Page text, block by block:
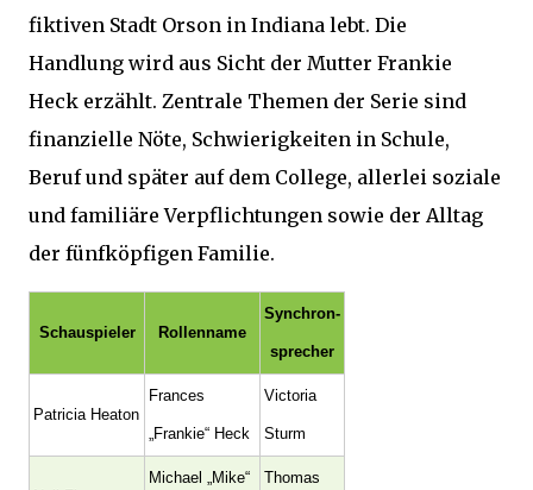
fiktiven Stadt Orson in Indiana lebt. Die
Handlung wird aus Sicht der Mutter Frankie
Heck erzählt. Zentrale Themen der Serie sind
finanzielle Nöte, Schwierigkeiten in Schule,
Beruf und später auf dem College, allerlei soziale
und familiäre Verpflichtungen sowie der Alltag
der fünfköpfigen Familie.
Schauspieler Rollenname
Synchron­
sprecher
Patricia Heaton
Frances
„Frankie“ Heck
Victoria
Sturm
Michael „Mike“ Thomas